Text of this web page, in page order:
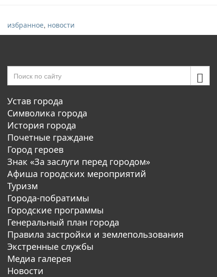
избранное, новости
Устав города
Символика города
История города
Почетные граждане
Город героев
Знак «За заслуги перед городом»
Афиша городских мероприятий
Туризм
Города-побратимы
Городские программы
Генеральный план города
Правила застройки и землепользования
Экстренные службы
Медиа галерея
Новости